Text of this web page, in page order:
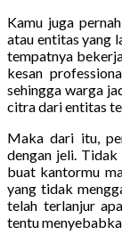
Kamu juga
atau entitas yang
tempatnya
kesan
sehingga warga
citra dari entitas
Maka dari itu,
dengan jeli. Tidak
buat kantormu
yang tidak
telah terlanjur
tentu